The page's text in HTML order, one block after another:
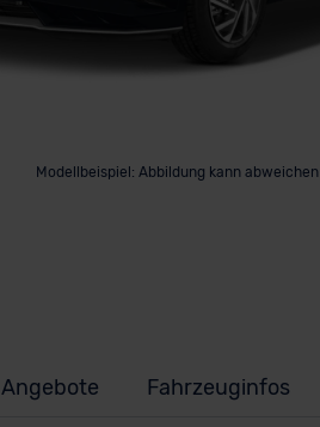
Modellbeispiel: Abbildung kann abweichen
Angebote Fahrzeuginfos